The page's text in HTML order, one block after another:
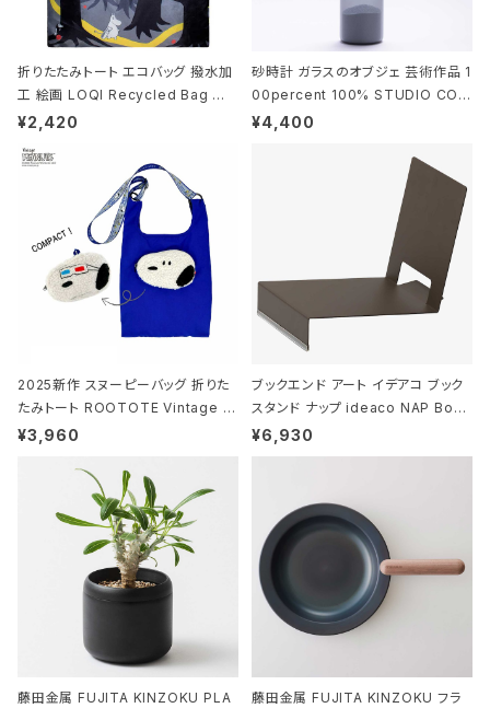
折りたたみトート エコバッグ 撥水加
工 絵画 LOQI Recycled Bag ロ
ーキー 大きめ トートバッグ MOOMI
¥2,420
砂時計 ガラスのオブジェ 芸術作品 1
00percent 100% STUDIO COH
AKU Timeless 100パーセント ス
¥4,400
2025新作 スヌーピーバッグ 折りた
たみトート ROOTOTE Vintage P
EANUTS ROO-shopper mid 84
ド.ピーナッツ-0P 3Dグラス
¥3,960
ブックエンド アート イデアコ ブック
スタンド ナップ ideaco NAP Book
stand ブラウン
¥6,930
藤田金属 FUJITA KINZOKU PLA
藤田金属 FUJITA KINZOKU フラ